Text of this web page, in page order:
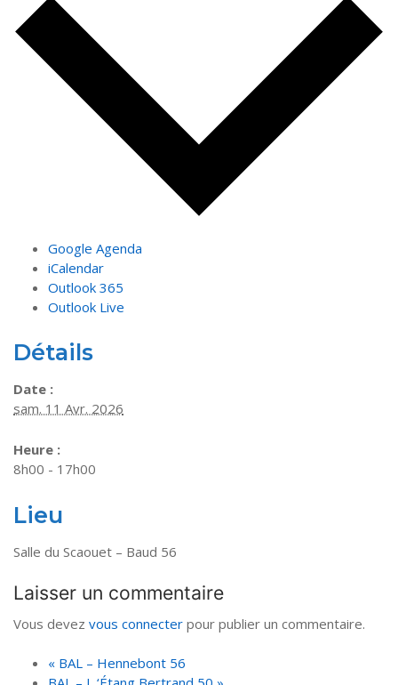
Google Agenda
iCalendar
Outlook 365
Outlook Live
Détails
Date :
sam. 11 Avr. 2026
Heure :
8h00 - 17h00
Lieu
Salle du Scaouet – Baud 56
Laisser un commentaire
Vous devez vous connecter pour publier un commentaire.
« BAL – Hennebont 56